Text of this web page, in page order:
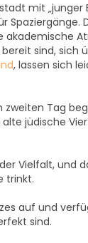
mit „junger
akademische
sind, sich
, lassen sich
Tag
jüdische
Vielfalt, und
trinkt.
auf und
sind.